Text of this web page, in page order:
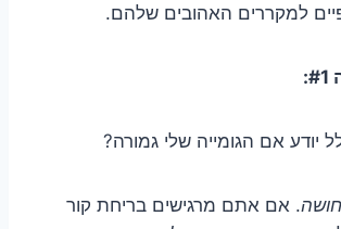
למקררים האהובים שלהם.
יודע אם הגומייה שלי גמורה?
. אם אתם מרגישים בריחת קור